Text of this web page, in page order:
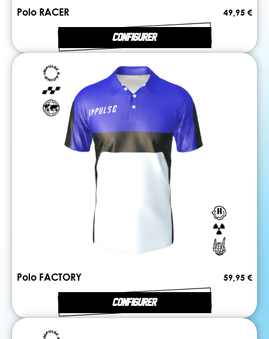
Polo RACER 49,95 €
CONFIGURER
Polo FACTORY 59,95 €
CONFIGURER